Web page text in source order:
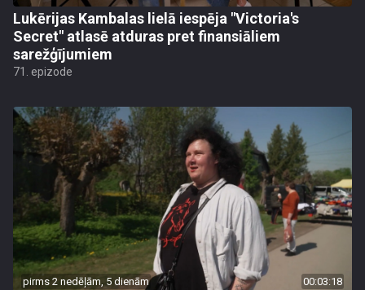
Lukērijas Kambalas lielā iespēja "Victoria's
Secret" atlasē atduras pret finansiāliem
sarežģījumiem
71. epizode
pirms 2 nedēļām, 5 dienām 00:03:18